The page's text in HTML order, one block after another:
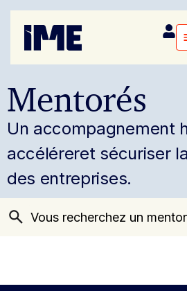
Mentorés
Un accompagnement
accéléreret sécuriser
des entreprises.